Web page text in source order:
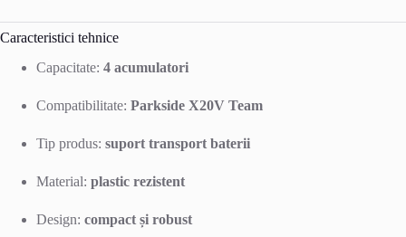
Caracteristici tehnice
Capacitate: 4 acumulatori
Compatibilitate: Parkside X20V Team
Tip produs: suport transport baterii
Material: plastic rezistent
Design: compact și robust